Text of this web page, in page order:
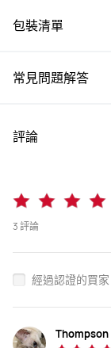
包裝清單
常見問題解答
評論
3評論
經過認證的買家
Thompson